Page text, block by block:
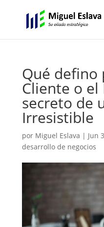
Qué defino
Cliente o el
secreto de
Irresistible
por Miguel Eslava | Jun
desarrollo de negocios